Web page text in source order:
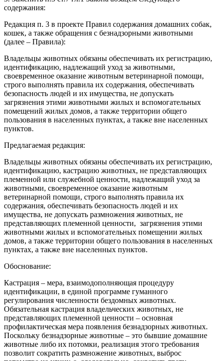
содержания:
Редакция п. 3 в проекте Правил содержания домашних собак,
кошек, а также обращения с безнадзорными животными
(далее – Правила):
Владельцы животных обязаны обеспечивать их регистрацию,
идентификацию, надлежащий уход за животными,
своевременное оказание животным ветеринарной помощи,
строго выполнять правила их содержания, обеспечивать
безопасность людей и их имущества, не допускать
загрязнения этими животными жилых и вспомогательных
помещений жилых домов, а также территории общего
пользования в населенных пунктах, а также вне населенных
пунктов.
Предлагаемая редакция:
Владельцы животных обязаны обеспечивать их регистрацию,
идентификацию, кастрацию животных, не представляющих
племенной или служебной ценности, надлежащий‌ уход за
животными, своевременное оказание животным
ветеринарной‌ помощи, строго выполнять правила их
содержания, обеспечивать безопасность людей‌ и их
имущества, не допускать размножения животных, не
представляющих племенной ценности, загрязнения этими
животными жилых и вспомогательных помещении‌ жилых
домов, а также территории общего пользования в населенных
пунктах, а также вне населенных пунктов.
Обоснование:
Кастрация – мера, взаимодополняющая процедуру
идентификации, в единой программе гуманного
регулирования численности бездомных животных.
Обязательная кастрация владельческих животных, не
представляющих племенной ценности – основная
профилактическая мера появления безнадзорных животных.
Поскольку безнадзорные животные – это бывшие домашние
животные либо их потомки, реализация этого требования
позволит сократить размножение животных, выброс